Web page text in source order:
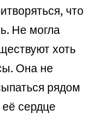
что
Не могла
хоть
Она не
рядом
сердце